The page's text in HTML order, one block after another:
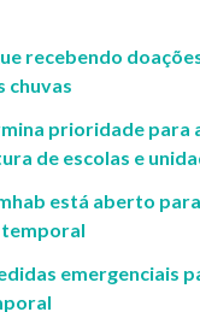
recebendo
chuvas
prioridade para
de escolas e
está aberto
emergenciais